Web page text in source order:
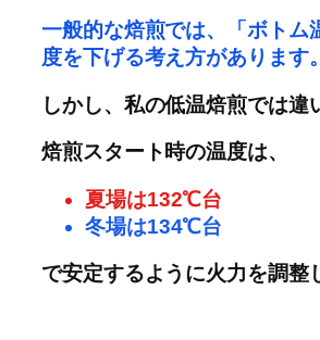
一般的な焙煎では、「ボトム
度を下げる考え方があります。
しかし、私の低温焙煎では違
焙煎スタート時の温度は、
夏場は132℃台
冬場は134℃台
で安定するように火力を調整